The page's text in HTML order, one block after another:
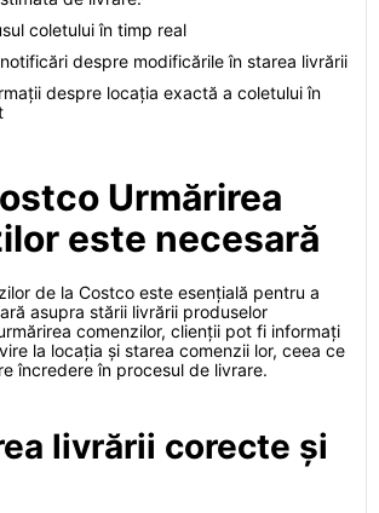
coletului în timp real
despre modificările în starea livrării
despre locația exactă a coletului în
Urmărirea
este necesară
de la Costco este esențială pentru a
asupra stării livrării produselor
comenzilor, clienții pot fi informați
la locația și starea comenzii lor, ceea ce
încredere în procesul de livrare.
livrării corecte și